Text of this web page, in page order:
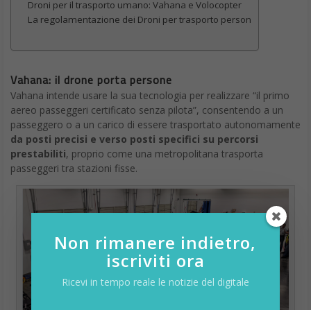
Droni per il trasporto umano: Vahana e Volocopter
La regolamentazione dei Droni per trasporto person
Vahana: il drone porta persone
Vahana intende usare la sua tecnologia per realizzare “il primo
aereo passeggeri certificato senza pilota”, consentendo a un
passeggero o a un carico di essere trasportato autonomamente
da posti precisi e verso posti specifici su percorsi
prestabiliti, proprio come una metropolitana trasporta
passeggeri tra stazioni fisse.
Non rimanere indietro,
iscriviti ora
Ricevi in tempo reale le notizie del digitale